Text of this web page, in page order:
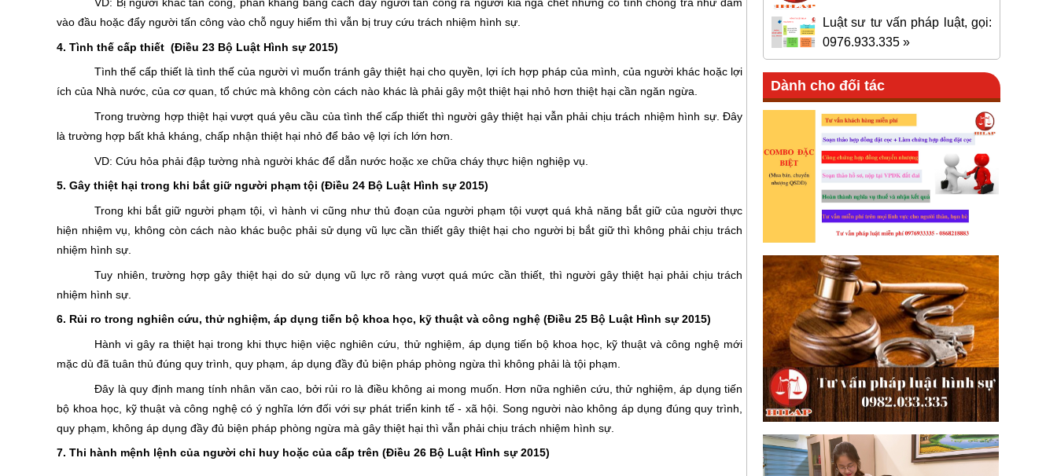
vào đầu hoặc đẩy người tấn công vào chỗ nguy hiểm thì vẫn bị truy cứu trách nhiệm hình sự.
4. Tình thế cấp thiết (Điều 23 Bộ Luật Hình sự 2015)
Tình thế cấp thiết là tình thế của người vì muốn tránh gây thiệt hại cho quyền, lợi ích hợp pháp của mình, của người khác hoặc lợi
ích của Nhà nước, của cơ quan, tổ chức mà không còn cách nào khác là phải gây một thiệt hại nhỏ hơn thiệt hại cần ngăn ngừa.
Trong trường hợp thiệt hại vượt quá yêu cầu của tình thế cấp thiết thì người gây thiệt hại vẫn phải chịu trách nhiệm hình sự. Đây
là trường hợp bất khả kháng, chấp nhận thiệt hại nhỏ để bảo vệ lợi ích lớn hơn.
VD: Cứu hỏa phải đập tường nhà người khác để dẫn nước hoặc xe chữa cháy thực hiện nghiệp vụ.
5. Gây thiệt hại trong khi bắt giữ người phạm tội (Điều 24 Bộ Luật Hình sự 2015)
Trong khi bắt giữ người phạm tội, vì hành vi cũng như thủ đoạn của người phạm tội vượt quá khả năng bắt giữ của người thực
hiện nhiệm vụ, không còn cách nào khác buộc phải sử dụng vũ lực cần thiết gây thiệt hại cho người bị bắt giữ thì không phải chịu trách
nhiệm hình sự.
Tuy nhiên, trường hợp gây thiệt hại do sử dụng vũ lực rõ ràng vượt quá mức cần thiết, thì người gây thiệt hại phải chịu trách
nhiệm hình sự.
6. Rủi ro trong nghiên cứu, thử nghiệm, áp dụng tiến bộ khoa học, kỹ thuật và công nghệ (Điều 25 Bộ Luật Hình sự 2015)
Hành vi gây ra thiệt hại trong khi thực hiện việc nghiên cứu, thử nghiệm, áp dụng tiến bộ khoa học, kỹ thuật và công nghệ mới
mặc dù đã tuân thủ đúng quy trình, quy phạm, áp dụng đầy đủ biện pháp phòng ngừa thì không phải là tội phạm.
Đây là quy định mang tính nhân văn cao, bởi rủi ro là điều không ai mong muốn. Hơn nữa nghiên cứu, thử nghiệm, áp dụng tiến
bộ khoa học, kỹ thuật và công nghệ có ý nghĩa lớn đối với sự phát triển kinh tế - xã hội. Song người nào không áp dụng đúng quy trình,
quy phạm, không áp dụng đầy đủ biện pháp phòng ngừa mà gây thiệt hại thì vẫn phải chịu trách nhiệm hình sự.
7. Thi hành mệnh lệnh của người chỉ huy hoặc của cấp trên (Điều 26 Bộ Luật Hình sự 2015)
Luật sư tư vấn pháp luật, gọi:
0976.933.335 »
Dành cho đối tác